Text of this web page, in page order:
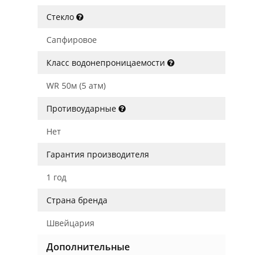
Стекло
Сапфировое
Класс водонепроницаемости
WR 50м (5 атм)
Противоударные
Нет
Гарантия производителя
1 год
Страна бренда
Швейцария
Дополнительные